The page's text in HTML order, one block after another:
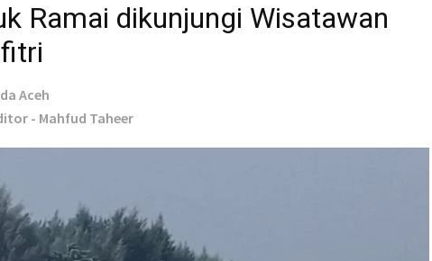
Ramai dikunjungi Wisatawan
Aceh
- Mahfud Taheer